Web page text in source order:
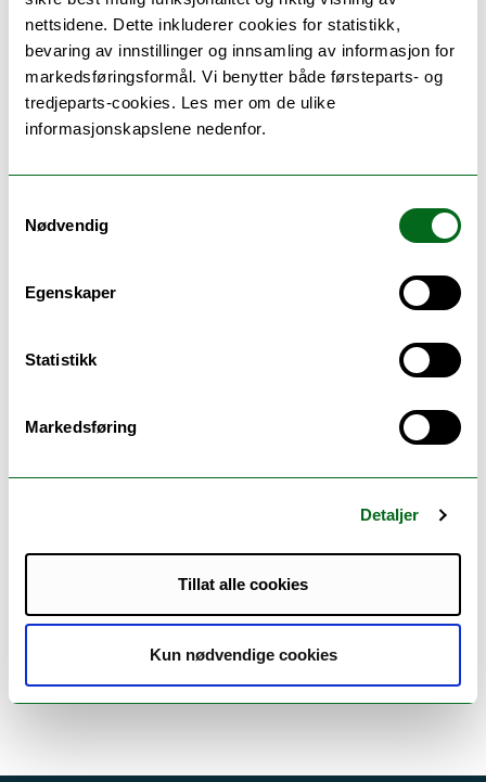
nettsidene. Dette inkluderer cookies for statistikk,
bevaring av innstillinger og innsamling av informasjon for
markedsføringsformål. Vi benytter både førsteparts- og
tredjeparts-cookies. Les mer om de ulike
informasjonskapslene nedenfor.
Nødvendig
Egenskaper
Statistikk
Markedsføring
Detaljer
Tillat alle cookies
Kun nødvendige cookies
Disse studieprogrammene
kan utveksle hit
Hvor ligger det